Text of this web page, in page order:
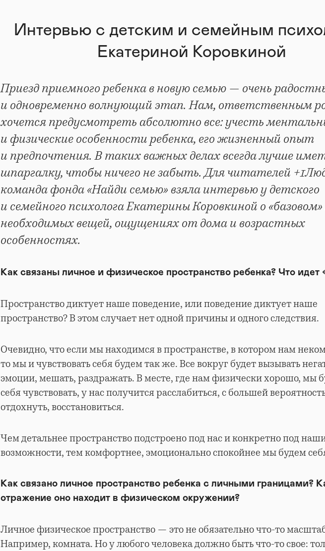
Интервью с детским и семейным
Екатериной Коровкиной
Приезд приемного ребенка в новую семью — очень
и одновременно волнующий этап. Нам, ответственным
хочется предусмотреть абсолютно все: учесть
и физические особенности ребенка, его жизненный опыт
и предпочтения. В таких важных делах всегда лучше
шпаргалку, чтобы ничего не забыть. Для читателей
команда фонда «Найди семью» взяла интервью у детского
и семейного психолога Екатерины Коровкиной о
необходимых вещей, ощущениях от дома и возрастных
особенностях.
Как связаны личное и физическое пространство ребенка? Что
Пространство диктует наше поведение, или поведение диктует наше
пространство? В этом случает нет одной причины и одного следствия.
Очевидно, что если мы находимся в пространстве, в котором нам
то мы и чувствовать себя будем так же. Все вокруг будет вызывать
эмоции, мешать, раздражать. В месте, где нам физически хорошо, мы
себя чувствовать, у нас получится расслабиться, с большей
отдохнуть, восстановиться.
Чем детальнее пространство подстроено под нас и конкретно под
возможности, тем комфортнее, эмоционально спокойнее мы будем
Как связано личное пространство ребенка с личными границами?
отражение оно находит в физическом окружении?
Личное физическое пространство — это не обязательно что-то
Например, комната. Но у любого человека должно быть что-то свое: